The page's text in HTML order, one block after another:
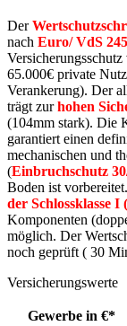
Der
nach Euro/ VdS
65.000€ private
Verankerung). Der
trägt zurhohen
(104mm stark). Die
garantiert einen
mechanischen und
(Einbruchschutz
Boden ist
der Schlossklasse I
Komponenten
möglich. Der
noch geprüft ( 30
Versicherungswerte
Gewerbe in €*